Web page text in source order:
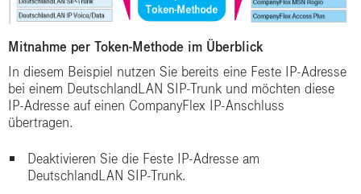
Mitnahme per Token-Methode im Überblick
In diesem Beispiel nutzen Sie bereits eine Feste IP-Adresse
bei einem DeutschlandLAN SIP-Trunk und möchten diese
IP-Adresse auf einen CompanyFlex IP-Anschluss
übertragen.
Deaktivieren Sie die Feste IP-Adresse am
DeutschlandLAN SIP-Trunk.